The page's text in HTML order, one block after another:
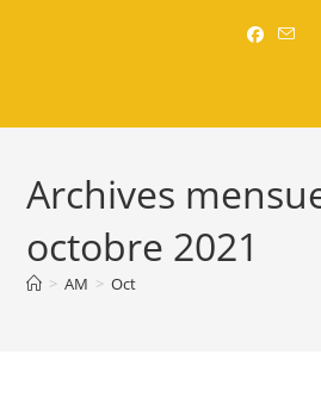
Archives
octobre 2021
> AM > Oct